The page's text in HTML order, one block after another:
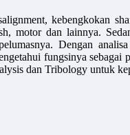
kebengkokan
motor dan lainnya.
Dengan
fungsinya
dan Tribology untuk